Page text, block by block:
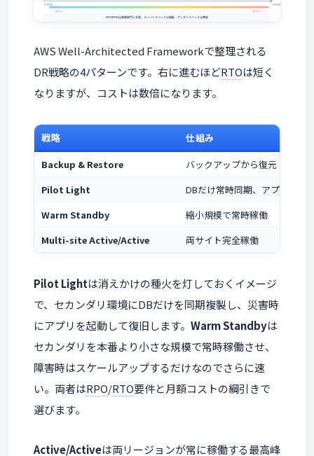
AWS Well-Architected Frameworkで整理される
DR戦略の4パターンです。右に進むほどRTOは短く
なりますが、コストは数倍になります。
戦略
仕組み
Backup & Restore
バックアップから復元
Pilot Light
DBだけ常時同期、アプリは停
Warm Standby
縮小規模で常時稼働
Multi-site Active/Active
両サイト完全稼働
Pilot Lightは消えかけの種火を灯しておくイメージ
で、セカンダリ環境にDBだけを同期複製し、災害時
にアプリを起動して復旧します。 Warm Standbyは
セカンダリを本番より小さな規模で常時稼働させ、
障害時はスケールアップするだけなのでさらに速
い。両者はRPO/RTO要件と月額コストの綱引きで
選びます。
Active/Activeは両リージョンが常に稼働する最高峰